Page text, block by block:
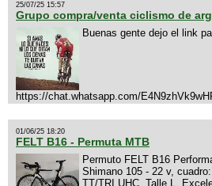
25/07/25 15:57
Grupo compra/venta ciclismo de
Buenas gente dejo el link
https://chat.whatsapp.com/
01/06/25 18:20
FELT B16 - Permuta MTB
Permuto FELT B16
Shimano 105 - 22 v,
TT/TRI UHC. Talle L.